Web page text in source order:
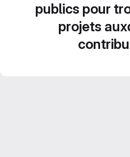
publics pour
projets